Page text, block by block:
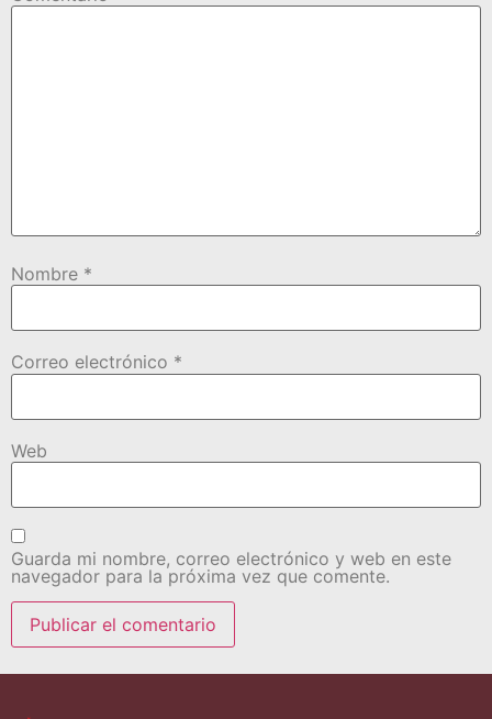
Nombre *
Correo electrónico *
Web
Guarda mi nombre, correo electrónico y web en este
navegador para la próxima vez que comente.